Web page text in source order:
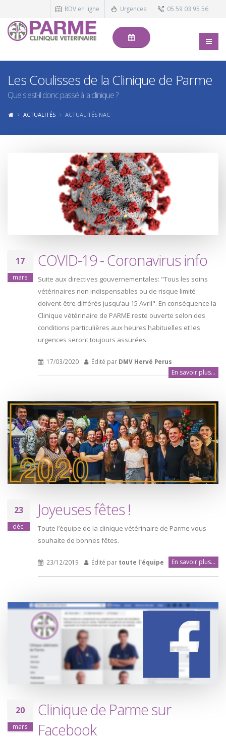
RDV en ligne Urgences 05 59 03 95 56
Les Coulisses de la Clinique de Parme
Que s'est-il donc passé à la clinique ?
ACTUALITÉS ACTUALITÉS NAC
17
mars
COVID-19 - Coronavirus info
Suite aux directives gouvernementales: "Tous les soins
vétérinaires non indispensables ou de risque limité
doivent-être différés jusqu’au 15 Avril". En conséquence la
Clinique vétérinaire de PARME reste ouverte selon des
conditions particulières aux heures habituelles et les
urgences seront toujours assurées.
17/03/2020 Édité par DMV Hervé Perus
En savoir plus...
23
déc.
Joyeuses fêtes !
Toute l’équipe de la clinique vétérinaire de Parme vous
souhaite de bonnes fêtes.
23/12/2019 Édité par toute l'équipe En savoir plus...
20
mars
Clinique de Parme sur
Facebook